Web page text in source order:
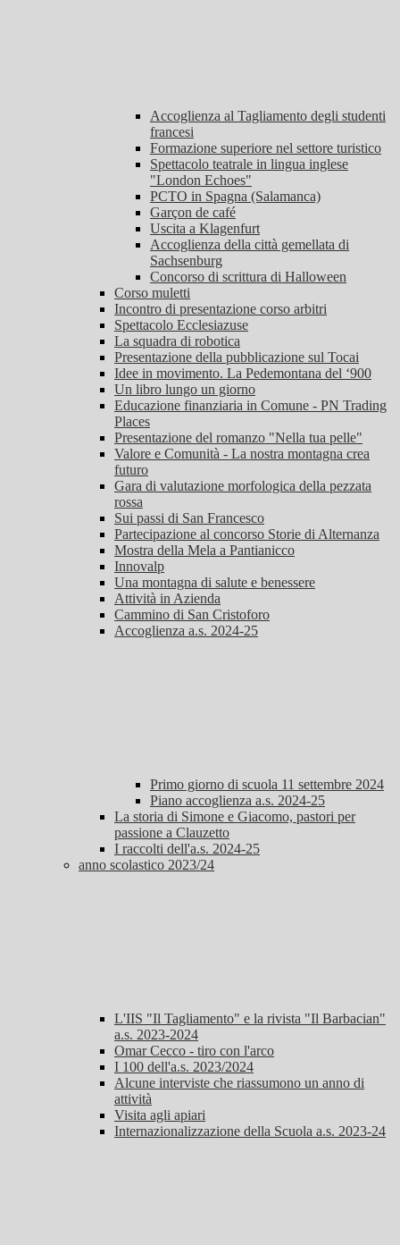
Accoglienza al Tagliamento degli studenti
francesi
Formazione superiore nel settore turistico
Spettacolo teatrale in lingua inglese
"London Echoes"
PCTO in Spagna (Salamanca)
Garçon de café
Uscita a Klagenfurt
Accoglienza della città gemellata di
Sachsenburg
Concorso di scrittura di Halloween
Corso muletti
Incontro di presentazione corso arbitri
Spettacolo Ecclesiazuse
La squadra di robotica
Presentazione della pubblicazione sul Tocai
Idee in movimento. La Pedemontana del ‘900
Un libro lungo un giorno
Educazione finanziaria in Comune - PN Trading
Places
Presentazione del romanzo "Nella tua pelle"
Valore e Comunità - La nostra montagna crea
futuro
Gara di valutazione morfologica della pezzata
rossa
Sui passi di San Francesco
Partecipazione al concorso Storie di Alternanza
Mostra della Mela a Pantianicco
Innovalp
Una montagna di salute e benessere
Attività in Azienda
Cammino di San Cristoforo
Accoglienza a.s. 2024-25
Primo giorno di scuola 11 settembre 2024
Piano accoglienza a.s. 2024-25
La storia di Simone e Giacomo, pastori per
passione a Clauzetto
I raccolti dell'a.s. 2024-25
anno scolastico 2023/24
L'IIS "Il Tagliamento" e la rivista "Il Barbacian"
a.s. 2023-2024
Omar Cecco - tiro con l'arco
I 100 dell'a.s. 2023/2024
Alcune interviste che riassumono un anno di
attività
Visita agli apiari
Internazionalizzazione della Scuola a.s. 2023-24